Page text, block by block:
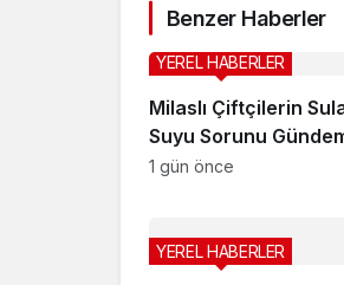
Benzer Haberler
Milaslı Çiftçilerin
Suyu Sorunu
Taşındı: Kahraman
YEREL HABERLER
1 gün önce
YEREL HABERLER